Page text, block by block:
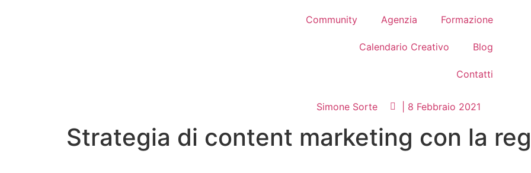
Community Agenzia Formazione
Calendario Creativo Blog
Contatti
Simone Sorte 8 Febbraio 2021
Strategia di content marketing con la